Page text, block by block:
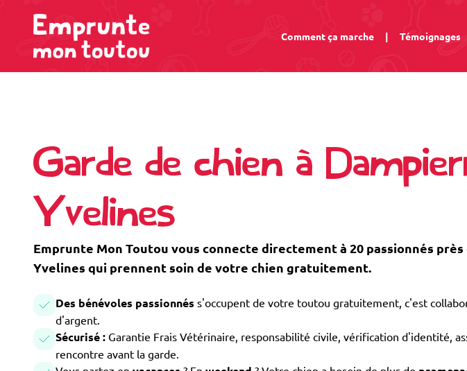
Comment ça marche | Témoignages
Garde de chien à
Yvelines
Emprunte Mon Toutou vous connecte directement à 20 passionnés
Yvelines qui prennent soin de votre chien gratuitement.
Des bénévoles passionnés s'occupent de votre toutou gratuitement, c'est
d'argent.
Sécurisé : Garantie Frais Vétérinaire, responsabilité civile, vérification d'identité,
rencontre avant la garde.